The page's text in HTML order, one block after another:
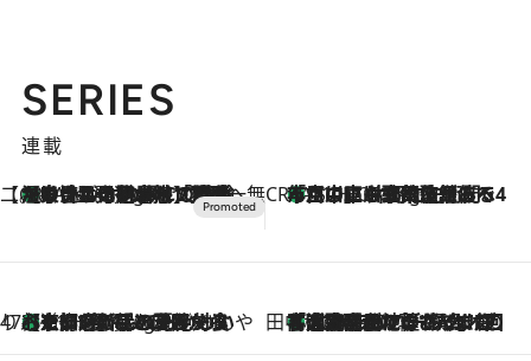
SERIES
連載
【CREA×星野リゾート】唯一無二。癒しと発見が待つ場所へ
9 Hours Ago
【トンボの足水浴】ヒノキの香りに包まれて涼感マックス！約13℃の湧水かけ流しを避暑地「星野温泉 トンボの湯」で体験 CREA'S CHOICE
11 Hours Ago
「立川にも歌舞伎があるんだよ」 片岡仁左衛門・市川中車ら豪華座組みで4年目の立川立飛歌舞伎へ
47都道府県の手みやげ ひんやりスイーツで夏を満喫
11 Hours Ago
【京都府】この夏絶対食べたい 冷やしておいしいおやつ3選 ひと口目から心を掴む新緑のテリーヌ 田中稲の勝手に再ブーム
2026.8.7
「湘南乃風に憧れて」観客大盛上がりの“タオル回し”に、ラッパー顔負けの高速歌唱まで…さだまさし（74）のアグレッシブすぎる現在地